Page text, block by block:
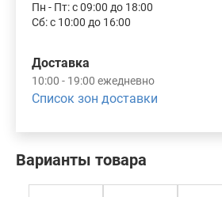
Варианты товара
Пн - Пт: с 09:00 до 18:00
Сб: с 10:00 до 16:00
Доставка
10:00 - 19:00 ежедневно
Список зон доставки